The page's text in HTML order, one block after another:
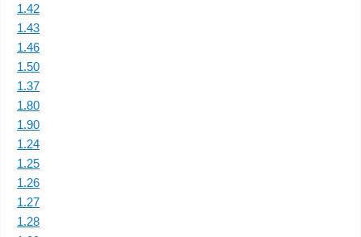
1.42
1.43
1.46
1.50
1.37
1.80
1.90
1.24
1.25
1.26
1.27
1.28